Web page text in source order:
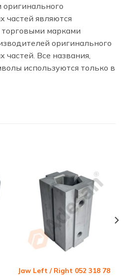
частей являются
марками
оригинального
частей. Все названия,
используются только в
Jaw Left / Right 052 318 78